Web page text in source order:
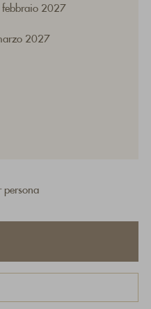
2027
2027
persona